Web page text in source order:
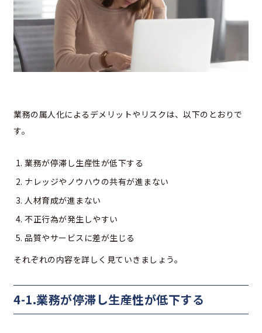
業務の属人化によるデメリットやリスクは、以下のとおりで
す。
業務が停滞し生産性が低下する
ナレッジやノウハウの共有が進まない
人材育成が進まない
不正行為が発生しやすい
品質やサービスに差が生じる
それぞれの内容を詳しく見ていきましょう。
4-1.業務が停滞し生産性が低下する